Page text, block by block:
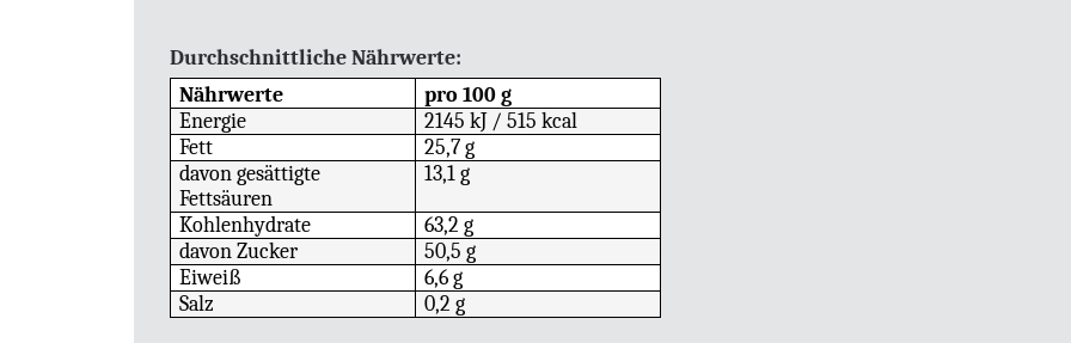
Durchschnittliche Nährwerte:
Nährwerte
pro 100 g
Energie
2145 kJ / 515 kcal
Fett
25,7 g
davon gesättigte
Fettsäuren
13,1 g
Kohlenhydrate
63,2 g
davon Zucker
50,5 g
Eiweiß
6,6 g
Salz
0,2 g